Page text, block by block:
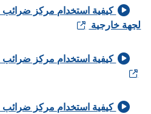
كيفية استخدام مركز ضرائب
خارجية
كيفية استخدام مركز ضرائب
كيفية استخدام مركز ضرائب